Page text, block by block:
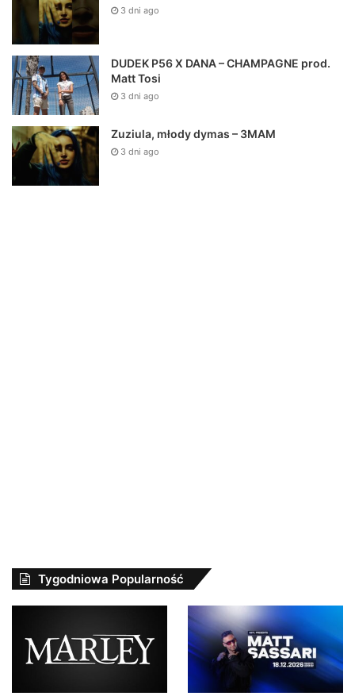
3 dni ago
DUDEK P56 X DANA – CHAMPAGNE prod.
Matt Tosi
3 dni ago
Zuziula, młody dymas – 3MAM
3 dni ago
Tygodniowa Popularność